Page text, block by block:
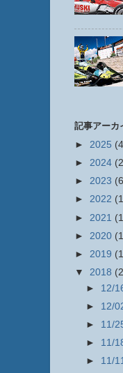
記事アーカ
► 2025
► 2024
► 2023
► 2022
► 2021
► 2020
► 2019
▼ 2018
► 12/
► 12/
► 11/
► 11/
► 11/